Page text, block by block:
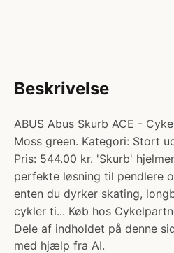
Beskrivelse
ABUS Abus Skurb ACE -
Moss green. Kategori: Stort
Pris: 544.00 kr. 'Skurb'
perfekte løsning til pendlere
enten du dyrker skating,
cykler ti... Køb hos
Dele af indholdet på denne
med hjælp fra AI.